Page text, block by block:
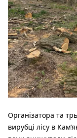
Організатора та
вирубці лісу в